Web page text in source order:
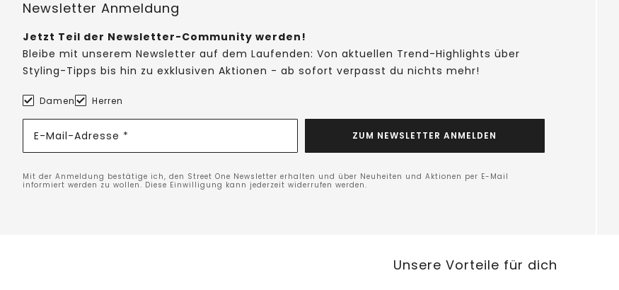
Newsletter Anmeldung
Jetzt Teil der Newsletter-Community werden!
Bleibe mit unserem Newsletter auf dem Laufenden: Von aktuellen Trend-Highlights über
Styling-Tipps bis hin zu exklusiven Aktionen - ab sofort verpasst du nichts mehr!
Damen Herren
E-Mail-Adresse * ZUM NEWSLETTER ANMELDEN
Mit der Anmeldung bestätige ich, den Street One Newsletter erhalten und über Neuheiten und Aktionen per E-Mail
informiert werden zu wollen. Diese Einwilligung kann jederzeit widerrufen werden.
Unsere Vorteile für dich